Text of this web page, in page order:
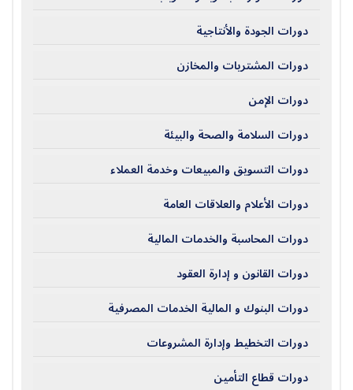
دورات الجودة والأنتاجية
دورات المشتريات والمخازن
دورات الإمن
دورات السلامة والصحة والبيئة
دورات التسويق والمبيعات وخدمة العملاء
دورات الأعلام والعلاقات العامة
دورات المحاسبة والخدمات المالية
دورات القانون و إدارة العقود
دورات البنوك و المالية الخدمات المصرفية
دورات التخطيط وإدارة المشروعات
دورات قطاع التأمين